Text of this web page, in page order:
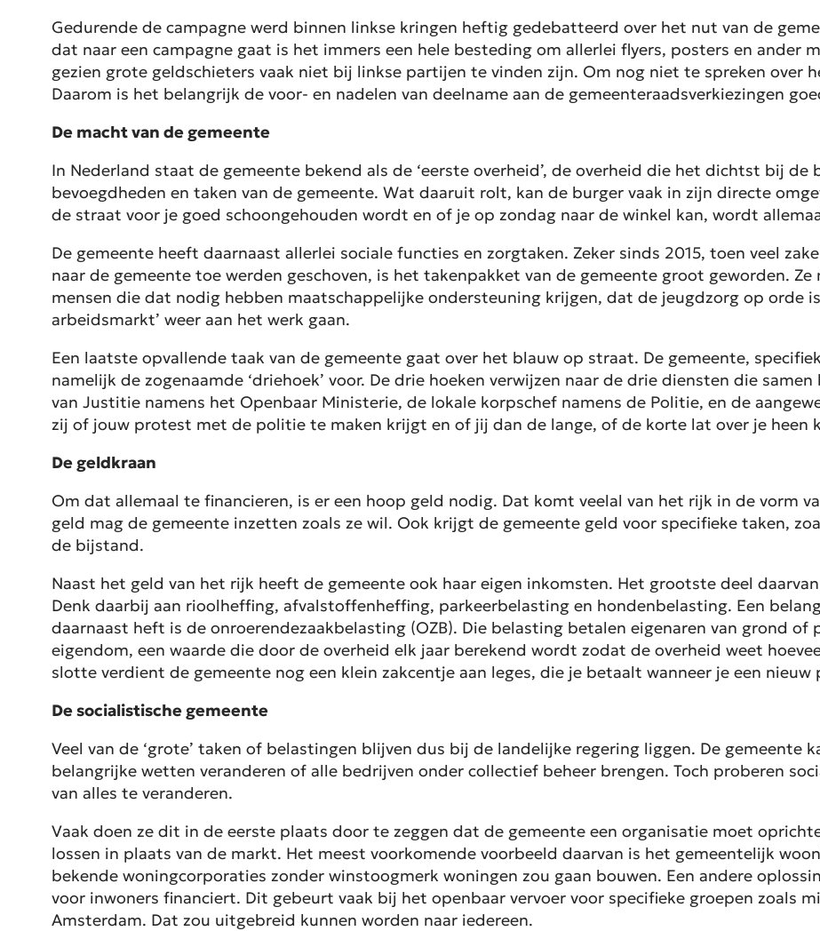
Gedurende de campagne werd binnen linkse kringen heftig gedebatteerd over het nut van de
dat naar een campagne gaat is het immers een hele besteding om allerlei flyers, posters en ander
gezien grote geldschieters vaak niet bij linkse partijen te vinden zijn. Om nog niet te spreken over
Daarom is het belangrijk de voor- en nadelen van deelname aan de gemeenteraadsverkiezingen
De macht van de gemeente
In Nederland staat de gemeente bekend als de ‘eerste overheid’, de overheid die het dichtst bij
bevoegdheden en taken van de gemeente. Wat daaruit rolt, kan de burger vaak in zijn directe
de straat voor je goed schoongehouden wordt en of je op zondag naar de winkel kan, wordt
De gemeente heeft daarnaast allerlei sociale functies en zorgtaken. Zeker sinds 2015, toen veel
naar de gemeente toe werden geschoven, is het takenpakket van de gemeente groot geworden.
mensen die dat nodig hebben maatschappelijke ondersteuning krijgen, dat de jeugdzorg op orde
arbeidsmarkt’ weer aan het werk gaan.
Een laatste opvallende taak van de gemeente gaat over het blauw op straat. De gemeente,
namelijk de zogenaamde ‘driehoek’ voor. De drie hoeken verwijzen naar de drie diensten die
van Justitie namens het Openbaar Ministerie, de lokale korpschef namens de Politie, en de
zij of jouw protest met de politie te maken krijgt en of jij dan de lange, of de korte lat over je heen
De geldkraan
Om dat allemaal te financieren, is er een hoop geld nodig. Dat komt veelal van het rijk in de vorm
geld mag de gemeente inzetten zoals ze wil. Ook krijgt de gemeente geld voor specifieke taken,
de bijstand.
Naast het geld van het rijk heeft de gemeente ook haar eigen inkomsten. Het grootste deel
Denk daarbij aan rioolheffing, afvalstoffenheffing, parkeerbelasting en hondenbelasting. Een
daarnaast heft is de onroerendezaakbelasting (OZB). Die belasting betalen eigenaren van grond of
eigendom, een waarde die door de overheid elk jaar berekend wordt zodat de overheid weet
slotte verdient de gemeente nog een klein zakcentje aan leges, die je betaalt wanneer je een
De socialistische gemeente
Veel van de ‘grote’ taken of belastingen blijven dus bij de landelijke regering liggen. De gemeente
belangrijke wetten veranderen of alle bedrijven onder collectief beheer brengen. Toch proberen
van alles te veranderen.
Vaak doen ze dit in de eerste plaats door te zeggen dat de gemeente een organisatie moet
lossen in plaats van de markt. Het meest voorkomende voorbeeld daarvan is het gemeentelijk
bekende woningcorporaties zonder winstoogmerk woningen zou gaan bouwen. Een andere
voor inwoners financiert. Dit gebeurt vaak bij het openbaar vervoer voor specifieke groepen zoals
Amsterdam. Dat zou uitgebreid kunnen worden naar iedereen.